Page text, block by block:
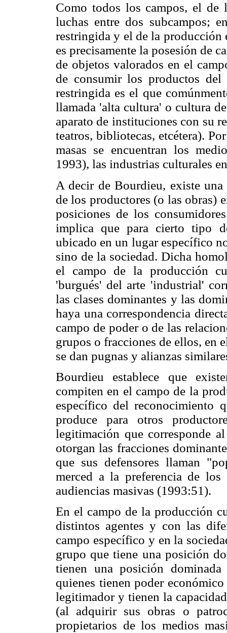
Como todos los campos, el
luchas entre dos subcampos;
restringida y el de la
es precisamente la posesión de
de objetos valorados en el
de consumir los productos
restringida es el que
llamada 'alta cultura' o cultura
aparato de instituciones con su
teatros, bibliotecas, etcétera).
masas se encuentran los
1993), las industrias culturales
A decir de Bourdieu, existe
de los productores (o las obras)
posiciones de los
implica que para cierto tipo
ubicado en un lugar específico
sino de la sociedad. Dicha
el campo de la producción
'burgués' del arte 'industrial'
las clases dominantes y las
haya una correspondencia
campo de poder o de las
grupos o fracciones de ellos, en
se dan pugnas y alianzas
Bourdieu establece que
compiten en el campo de la
específico del reconocimiento
produce para otros
legitimación que corresponde
otorgan las fracciones
que sus defensores llaman
merced a la preferencia de los
audiencias masivas (1993:51).
En el campo de la producción
distintos agentes y con las
campo específico y en la
grupo que tiene una posición
tienen una posición
quienes tienen poder
legitimador y tienen la
(al adquirir sus obras o
propietarios de los medios